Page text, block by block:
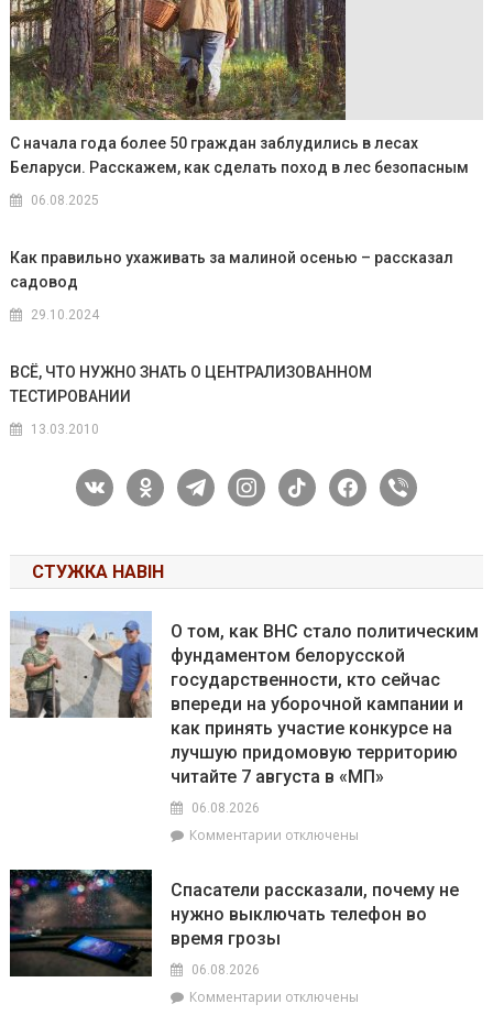
С начала года более 50 граждан заблудились в лесах
Беларуси. Расскажем, как сделать поход в лес безопасным
06.08.2025
Как правильно ухаживать за малиной осенью – рассказал
садовод
29.10.2024
ВСЁ, ЧТО НУЖНО ЗНАТЬ О ЦЕНТРАЛИЗОВАННОМ
ТЕСТИРОВАНИИ
13.03.2010
vkontakteodnoklassniki
telegraminstagram
tiktok facebook
viber
СТУЖКА НАВІН
О том, как ВНС стало политическим
фундаментом белорусской
государственности, кто сейчас
впереди на уборочной кампании и
как принять участие конкурсе на
лучшую придомовую территорию
читайте 7 августа в «МП»
06.08.2026
Комментарии к
том,
как
фундаментом
отключены
Спасатели рассказали, почему не
нужно выключать телефон во
время грозы
06.08.2026
Комментарии котключены